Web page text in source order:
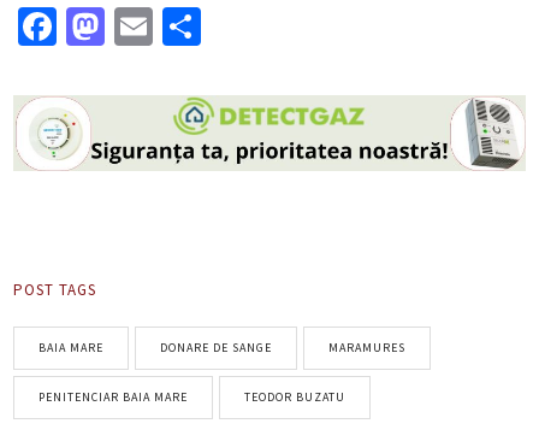
Facebook
Mastodon
Email
POST TAGS
BAIA MARE DONARE DE SANGE MARAMURES
PENITENCIAR BAIA MARE TEODOR BUZATU